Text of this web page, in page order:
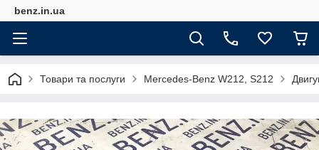
benz.in.ua
Товари та послуги Mercedes-Benz W212, S212